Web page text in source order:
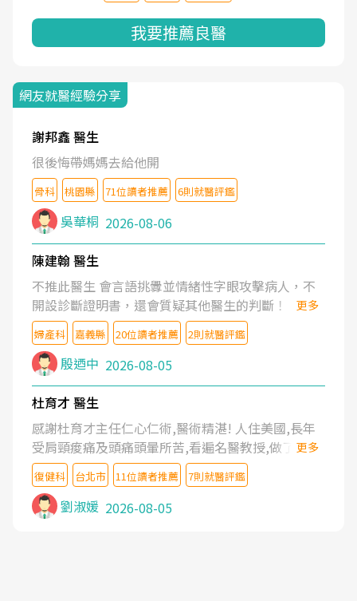
我要推薦良醫
網友就醫經驗分享
謝邦鑫 醫生
很後悔帶媽媽去給他開
骨科 桃園縣 71位讀者推薦 6則就醫評鑑
吳華桐 2026-08-06
陳建翰 醫生
不推此醫生 會言語挑釁並情緒性字眼攻擊病人，不
開設診斷證明書，還會質疑其他醫生的判斷！
更多
婦產科 嘉義縣 20位讀者推薦 2則就醫評鑑
殷迺中 2026-08-05
杜育才 醫生
感謝杜育才主任仁心仁術,醫術精湛! 人住美國,長年
受肩頸痠痛及頭痛頭暈所苦,看遍名醫教授,做了各種
檢查,也嘗試過西醫打針,中醫針灸及物理徒手治療都
沒有用,後來連吃到嗎啡類止痛藥都效果有限,只是壓
症狀,沒多久就痛起來,多年失眠嚴重影響生活品質.
台灣親友介紹忠孝醫院杜育才主任是頸頭症候群專
更多
復健科 台北市 11位讀者推薦 7則就醫評鑑
劉淑媛 2026-08-05